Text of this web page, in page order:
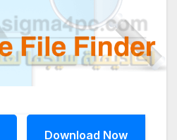
Download Now